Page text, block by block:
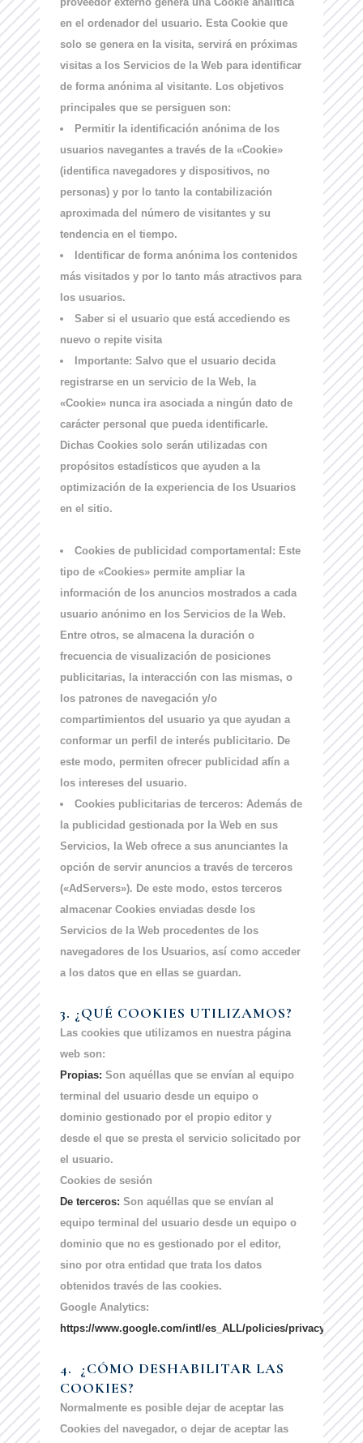
en el ordenador del usuario. Esta Cookie que
solo se genera en la visita, servirá en próximas
visitas a los Servicios de la Web para identificar
de forma anónima al visitante. Los objetivos
principales que se persiguen son:
Permitir la identificación anónima de los
usuarios navegantes a través de la «Cookie»
(identifica navegadores y dispositivos, no
personas) y por lo tanto la contabilización
aproximada del número de visitantes y su
tendencia en el tiempo.
Identificar de forma anónima los contenidos
más visitados y por lo tanto más atractivos para
los usuarios.
Saber si el usuario que está accediendo es
nuevo o repite visita
Importante: Salvo que el usuario decida
registrarse en un servicio de la Web, la
«Cookie» nunca ira asociada a ningún dato de
carácter personal que pueda identificarle.
Dichas Cookies solo serán utilizadas con
propósitos estadísticos que ayuden a la
optimización de la experiencia de los Usuarios
en el sitio.
Cookies de publicidad comportamental: Este
tipo de «Cookies» permite ampliar la
información de los anuncios mostrados a cada
usuario anónimo en los Servicios de la Web.
Entre otros, se almacena la duración o
frecuencia de visualización de posiciones
publicitarias, la interacción con las mismas, o
los patrones de navegación y/o
compartimientos del usuario ya que ayudan a
conformar un perfil de interés publicitario. De
este modo, permiten ofrecer publicidad afín a
los intereses del usuario.
Cookies publicitarias de terceros: Además de
la publicidad gestionada por la Web en sus
Servicios, la Web ofrece a sus anunciantes la
opción de servir anuncios a través de terceros
(«AdServers»). De este modo, estos terceros
almacenar Cookies enviadas desde los
Servicios de la Web procedentes de los
navegadores de los Usuarios, así como acceder
a los datos que en ellas se guardan.
3. ¿QUÉ COOKIES UTILIZAMOS?
Las cookies que utilizamos en nuestra página
web son:
Propias: Son aquéllas que se envían al equipo
terminal del usuario desde un equipo o
dominio gestionado por el propio editor y
desde el que se presta el servicio solicitado por
el usuario.
Cookies de sesión
De terceros: Son aquéllas que se envían al
equipo terminal del usuario desde un equipo o
dominio que no es gestionado por el editor,
sino por otra entidad que trata los datos
obtenidos través de las cookies.
Google Analytics:
https://www.google.com/intl/es_ALL/policies/privacy/
4.
¿CÓMO DESHABILITAR LAS
COOKIES?
Normalmente es posible dejar de aceptar las
Cookies del navegador, o dejar de aceptar las